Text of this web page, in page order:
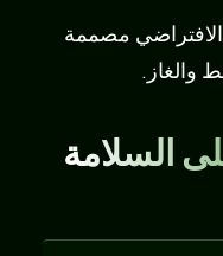
مصممة
والغاز.
السلامة